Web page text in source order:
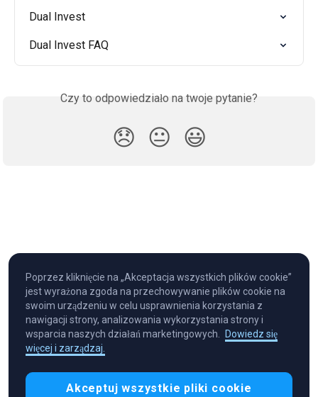
Dual Invest
Dual Invest FAQ
Czy to odpowiedziało na twoje pytanie?
😞 😐 😃
Cryptocurrency in Every Wallet™
Poprzez kliknięcie na „Akceptacja wszystkich plików cookie”
jest wyrażona zgoda na przechowywanie plików cookie na
swoim urządzeniu w celu usprawnienia korzystania z
nawigacji strony, analizowania wykorzystania strony i
wsparcia naszych działań marketingowych.
Dowiedz się
więcej i zarządzaj.
Akceptuj wszystkie pliki cookie